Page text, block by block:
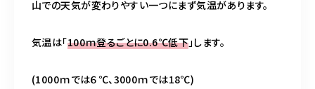
山での天気が変わりやすい一つにまず気温があります。
気温は「100ｍ登るごとに0.6℃低下」します。
(1000ｍでは６℃、3000ｍでは18℃)